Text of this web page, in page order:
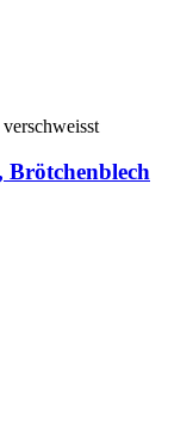
Brötchenblech